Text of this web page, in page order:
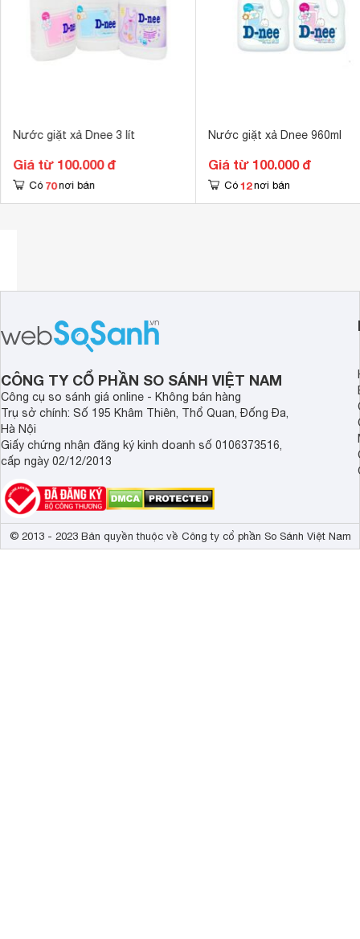
Ưu điểm nổi bật
. Sản phẩm không gây kích ứng da bé, đảm bảo an toàn
gốc tự nhiên, giúp cấu trúc sợi vải phục hồi, không bị khô
Hương hoa oải hương dịu nhẹ, bền lâu cho quần áo bé
tính nên rất mềm dịu với da tay mẹ và không làm hư hại
chuẩn chất lượng cao.
DI (hydrogenated tallow),
Hướng dẫn sử dụng
Giặt tay: Hòa 1-2 nắp chai nước xả mềm quần áo em bé
phơi khô.
Nước giặt xả Dnee 3 lít
Giá từ 100.000 đ
Có 70 nơi bán
Nước giặt xả Dnee 960ml
Giá từ 100.000 đ
Có 12 nơi bán
CÔNG TY CỔ PHẦN SO SÁNH VIỆT NAM
Công cụ so sánh giá online - Không bán hàng
Trụ sở chính: Số 195 Khâm Thiên, Thổ Quan, Đống Đa,
Hà Nội
Giấy chứng nhận đăng ký kinh doanh số 0106373516,
cấp ngày 02/12/2013
© 2013 - 2023 Bản quyền thuộc về Công ty cổ phần So Sánh Việt Nam